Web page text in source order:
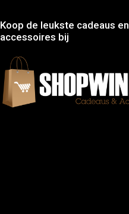
Koop de leukste cadeaus en
accessoires bij